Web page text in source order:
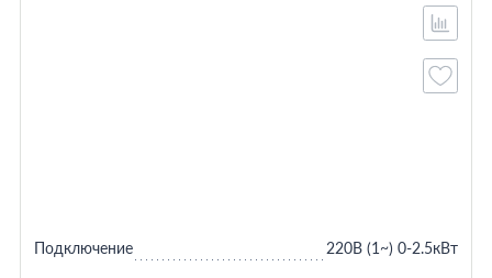
Подключение 220В (1~) 0-2.5кВт